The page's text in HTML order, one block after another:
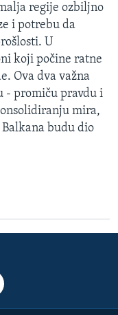
regije ozbiljno
i potrebu da
U
koji počine ratne
Ova dva važna
- promiču pravdu i
mira,
budu dio